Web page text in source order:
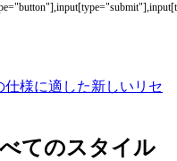
様に適した新しいリセ
べてのスタイル